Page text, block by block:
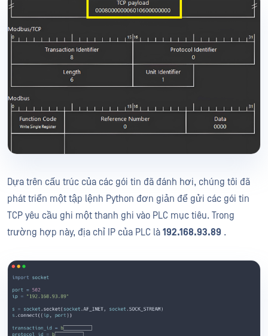
Dựa trên cấu trúc của các gói tin đã đánh hơi, chúng tôi đã
phát triển một tập lệnh Python đơn giản để gửi các gói tin
TCP yêu cầu ghi một thanh ghi vào PLC mục tiêu. Trong
trường hợp này, địa chỉ IP của PLC là 192.168.93.89 .